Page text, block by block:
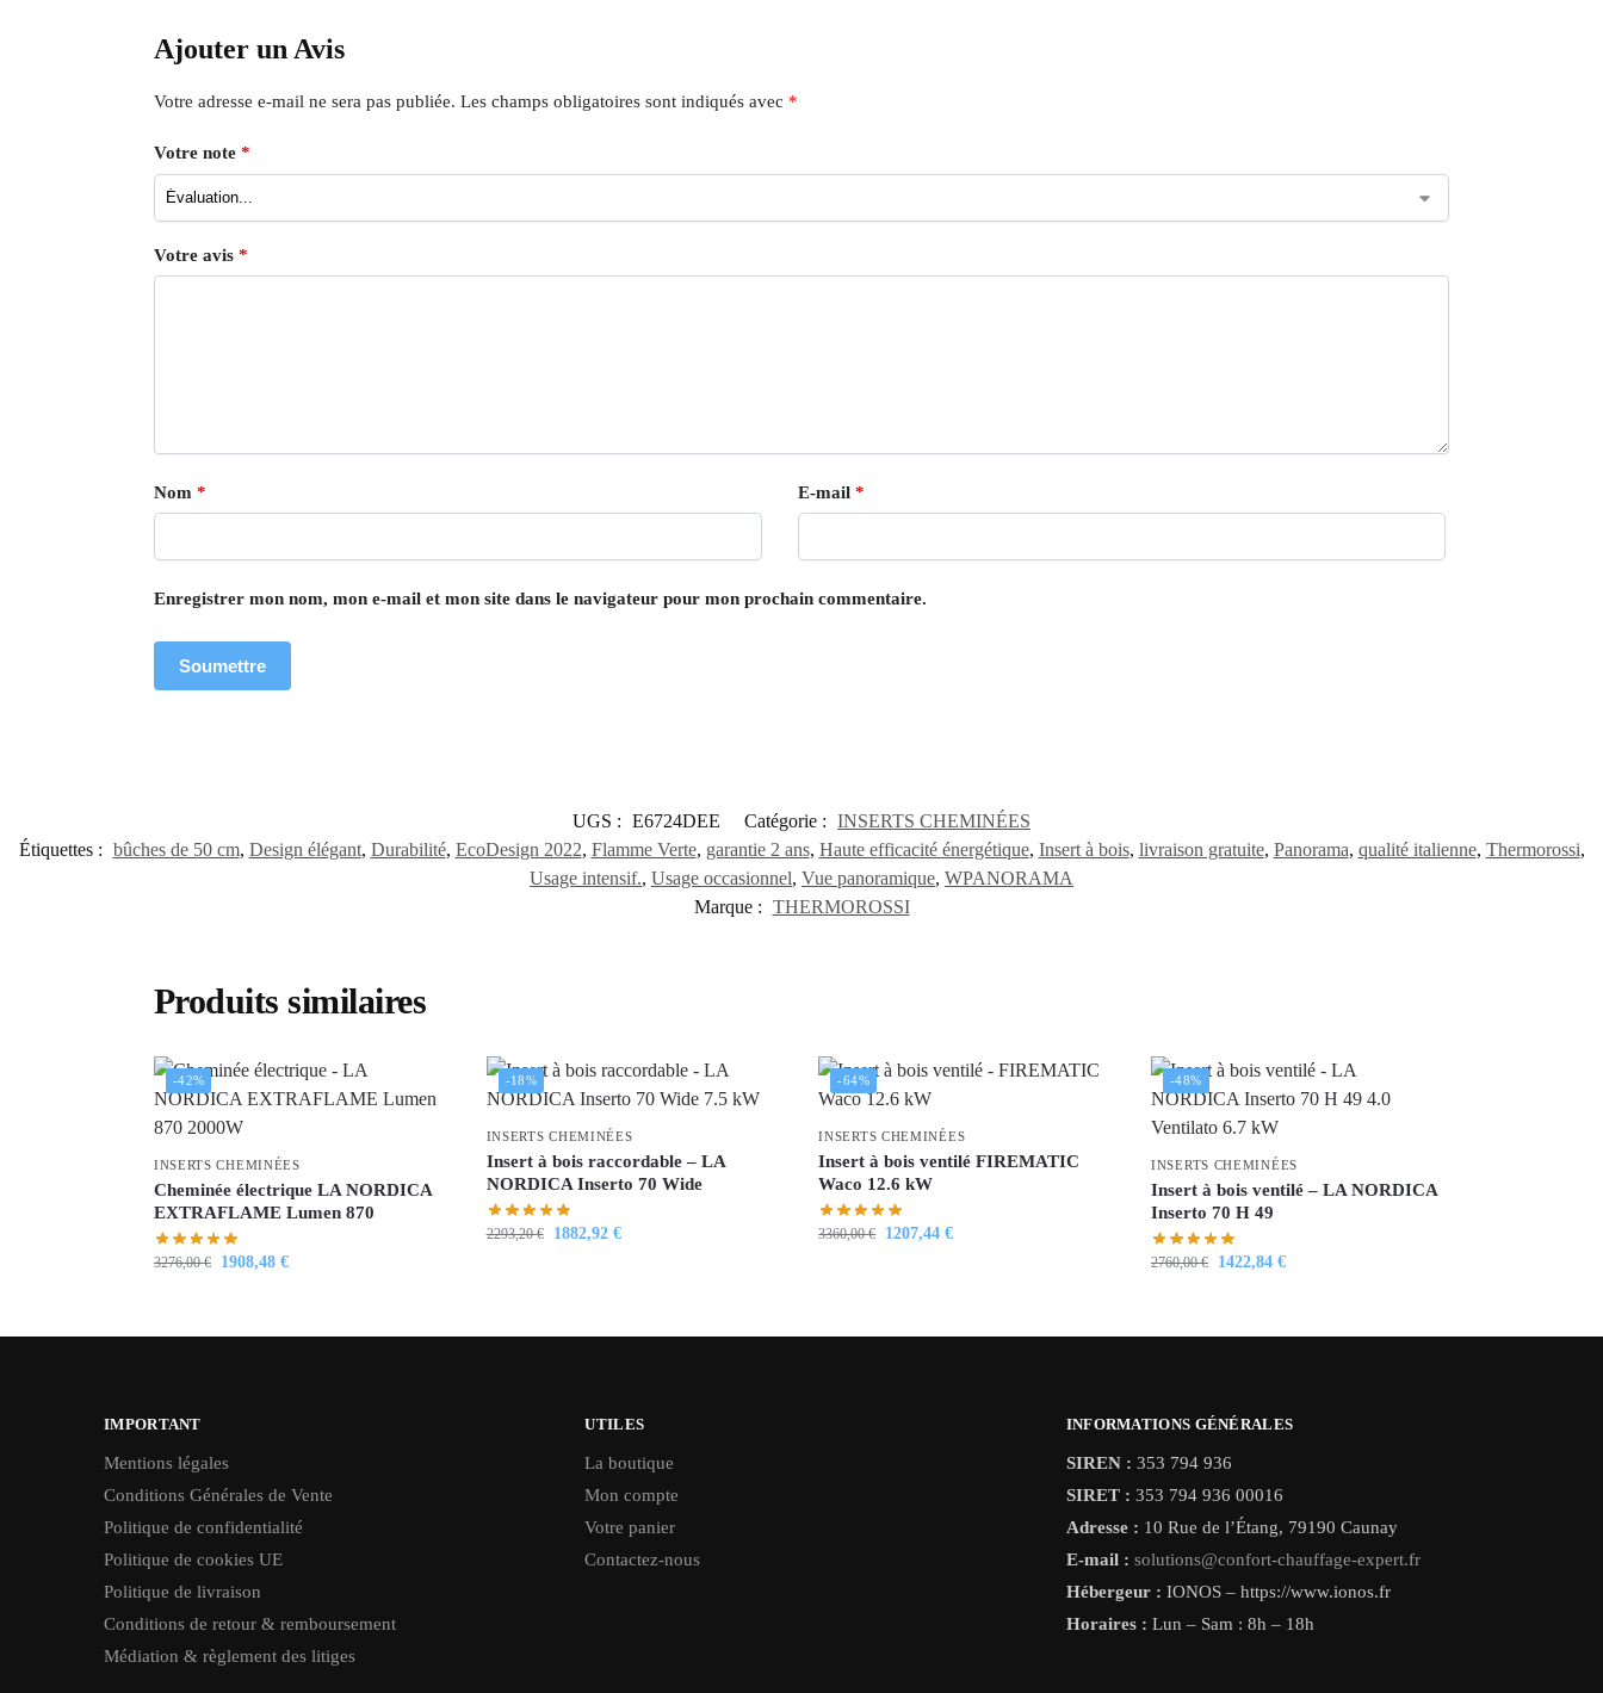
Ajouter un Avis
Votre adresse e-mail ne sera pas publiée. Les champs obligatoires sont indiqués avec *
Votre note *
Votre avis *
Nom * E-mail *
Enregistrer mon nom, mon e-mail et mon site dans le navigateur pour mon prochain commentaire.
UGS : E6724DEE Catégorie : INSERTS CHEMINÉES
Étiquettes : bûches de 50 cm, Design élégant, Durabilité, EcoDesign 2022, Flamme Verte, garantie 2 ans, Haute efficacité énergétique, Insert à bois, livraison gratuite, Panorama, qualité italienne, Thermorossi,
Usage intensif., Usage occasionnel, Vue panoramique, WPANORAMA
Marque : THERMOROSSI
Produits similaires
-42%
INSERTS CHEMINÉES
Cheminée électrique LA NORDICA
EXTRAFLAME Lumen 870
3276,00€ 1908,48 €
-18%
INSERTS CHEMINÉES
Insert à bois raccordable – LA
NORDICA Inserto 70 Wide
2293,20€ 1882,92 €
-64%
INSERTS CHEMINÉES
Insert à bois ventilé FIREMATIC
Waco 12.6 kW
3360,00€ 1207,44€
-48%
INSERTS CHEMINÉES
Insert à bois ventilé – LA NORDICA
Inserto 70 H 49
2760,00€ 1422,84€
IMPORTANT
Mentions légales
Conditions Générales de Vente
Politique de confidentialité
Politique de cookies UE
Politique de livraison
Conditions de retour & remboursement
Médiation & règlement des litiges
UTILES
La boutique
Mon compte
Votre panier
Contactez-nous
INFORMATIONS GÉNÉRALES
SIREN : 353 794 936
SIRET : 353 794 936 00016
Adresse : 10 Rue de l’Étang, 79190 Caunay
E-mail : solutions@confort-chauffage-expert.fr
Hébergeur : IONOS – https://www.ionos.fr
Horaires : Lun – Sam : 8h – 18h